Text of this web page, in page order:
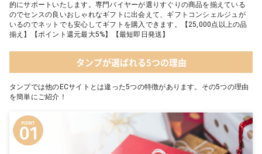
的にサポートいたします。専門バイヤーが選りすぐりの商品を揃えている
のでセンスの良いおしゃれなギフトに出会えて、ギフトコンシェルジュが
いるのでネットでも安心してギフトを購入できます。【25,000点以上の品
揃え】【ポイント還元最大5%】【最短即日発送】
タンプが選ばれる5つの理由
タンプでは他のECサイトとは違った5つの特徴があります。その5つの理由
を簡単にご紹介！